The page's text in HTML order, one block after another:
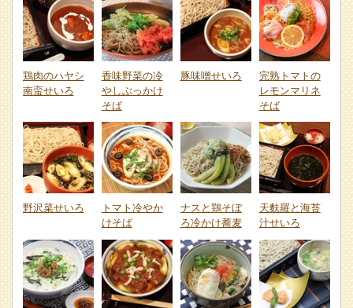
鶏肉のハヤシ
南蛮せいろ
香味野菜の冷
やしぶっかけ
そば
豚味噌せいろ
完熟トマトの
レモンマリネ
そば
野沢菜せいろ
トマト冷やか
けそば
ナスと鶏そぼ
ろ冷かけ蕎麦
天麩羅と海苔
汁せいろ